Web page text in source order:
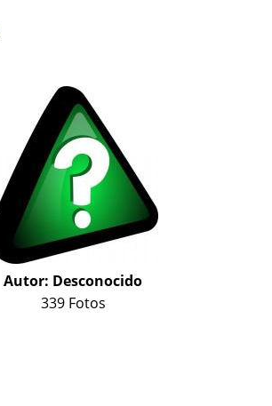
Autor: Desconocido
339 Fotos